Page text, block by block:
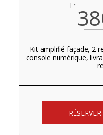
Fr
Kit amplifié façade, 2
console numérique,